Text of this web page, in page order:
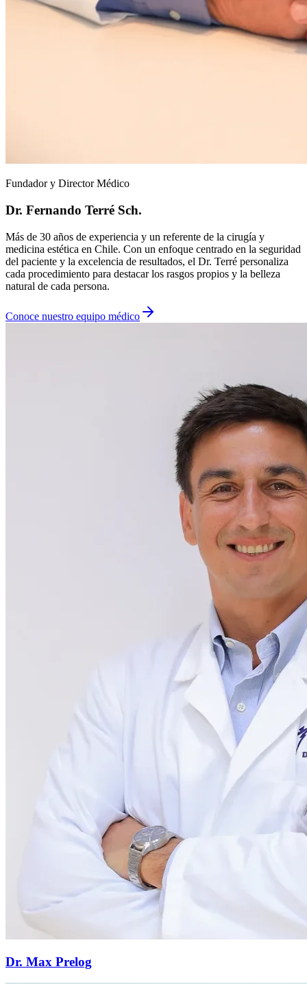
Fundador y Director Médico
Dr. Fernando Terré Sch.
Más de 30 años de experiencia y un referente de la cirugía y
medicina estética en Chile. Con un enfoque centrado en la seguridad
del paciente y la excelencia de resultados, el Dr. Terré personaliza
cada procedimiento para destacar los rasgos propios y la belleza
natural de cada persona.
Conoce nuestro equipo médico
Dr. Max Prelog